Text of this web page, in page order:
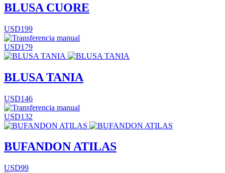
BLUSA CUORE
USD199
USD179
BLUSA TANIA
USD146
USD132
BUFANDON ATILAS
USD99